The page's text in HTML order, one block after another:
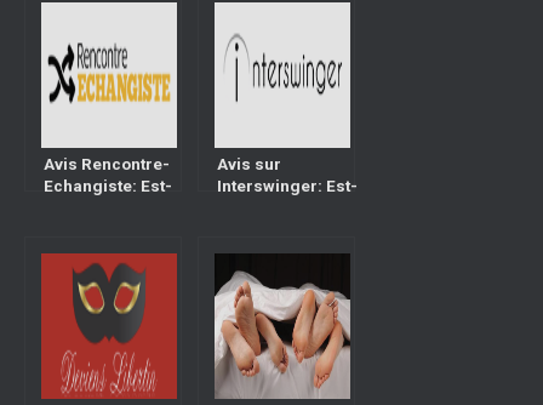
Avis Rencontre-
Echangiste: Est-
Avis sur
Interswinger: Est-